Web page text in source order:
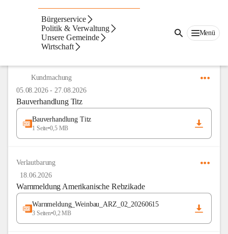
Bürgerservice
Politik & Verwaltung
Unsere Gemeinde
Wirtschaft
Menü
Amtstafel
Kundmachung
05.08.2026-27.08.2026
Bauverhandlung Titz
Bauverhandlung Titz
1 Seite•0,5 MB
Verlautbarung
18.06.2026
Warnmeldung Amerikanische Rebzikade
Warnmeldung_Weinbau_ARZ_02_20260615
3 Seiten•0,2 MB